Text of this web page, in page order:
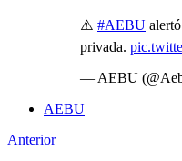
⚠️ #AEBU
privada.
— AEBU
AEBU
Anterior